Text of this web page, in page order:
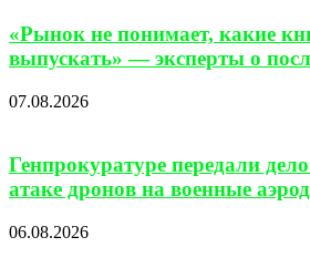
«Рынок не понимает, какие
выпускать» — эксперты о
07.08.2026
Генпрокуратуре передали
атаке дронов на военные
06.08.2026